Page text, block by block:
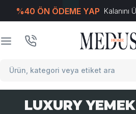
%40 ÖN ÖDEME YAP Kalanını
LUXURY
T-Soft E-Ticaret Sistemleriyle